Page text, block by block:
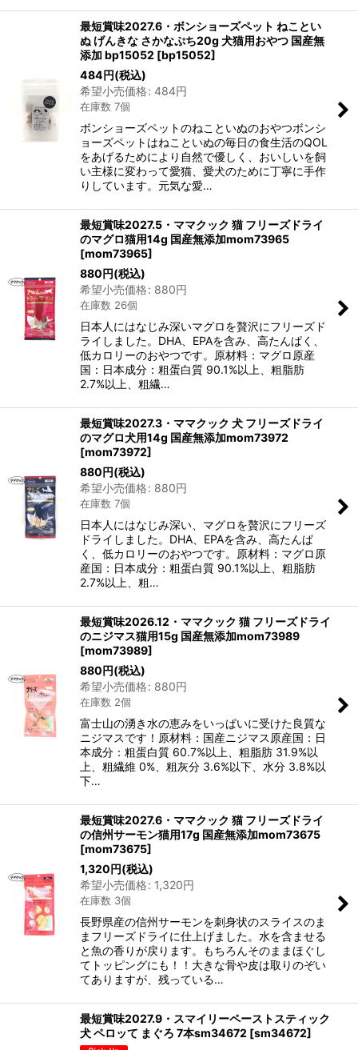
最短賞味2027.6・ボンショーズペット ねことい
ぬ げんきな さかなぷち20g 犬猫用おやつ 国産無
添加 bp15052 [bp15052]
484円(税込)
希望小売価格: 484円
在庫数 7個
ボンショーズペットのねこといぬのおやつボンシ
ョーズペットはねこといぬの毎日の食生活のQOL
をあげるためにより自然で優しく、おいしいを飼
い主様に変わって愛猫、愛犬のために丁寧に手作
りしています。元気な愛…
最短賞味2027.5・ママクック 猫 フリーズドライ
のマグロ猫用14g 国産無添加mom73965
[mom73965]
880円(税込)
希望小売価格: 880円
在庫数 26個
日本人にはなじみ深いマグロを贅沢にフリーズド
ライしました。DHA、EPAを含み、高たんぱく、
低カロリーのおやつです。原材料：マグロ原産
国：日本成分：粗蛋白質 90.1%以上、粗脂肪
2.7%以上、粗繊…
最短賞味2027.3・ママクック 犬 フリーズドライ
のマグロ犬用14g 国産無添加mom73972
[mom73972]
880円(税込)
希望小売価格: 880円
在庫数 7個
日本人にはなじみ深い、マグロを贅沢にフリーズ
ドライしました。DHA、EPAを含み、高たんぱ
く、低カロリーのおやつです。原材料：マグロ原
産国：日本成分：粗蛋白質 90.1%以上、粗脂肪
2.7%以上、粗…
最短賞味2026.12・ママクック 猫 フリーズドライ
のニジマス猫用15g 国産無添加mom73989
[mom73989]
880円(税込)
希望小売価格: 880円
在庫数 2個
富士山の湧き水の恵みをいっぱいに受けた良質な
ニジマスです！原材料：国産ニジマス原産国：日
本成分：粗蛋白質 60.7%以上、粗脂肪 31.9%以
上、粗繊維 0%、粗灰分 3.6%以下、水分 3.8%以
下…
最短賞味2027.6・ママクック 猫 フリーズドライ
の信州サーモン猫用17g 国産無添加mom73675
[mom73675]
1,320円(税込)
希望小売価格: 1,320円
在庫数 3個
長野県産の信州サーモンを刺身状のスライスのま
まフリーズドライに仕上げました。水を含ませる
と魚の香りが戻ります。もちろんそのままほぐし
てトッピングにも！！大きな骨や皮は取りのぞい
てありますが、残っている…
最短賞味2027.9・スマイリーペーストスティック
犬 ペロッて まぐろ 7本sm34672 [sm34672]